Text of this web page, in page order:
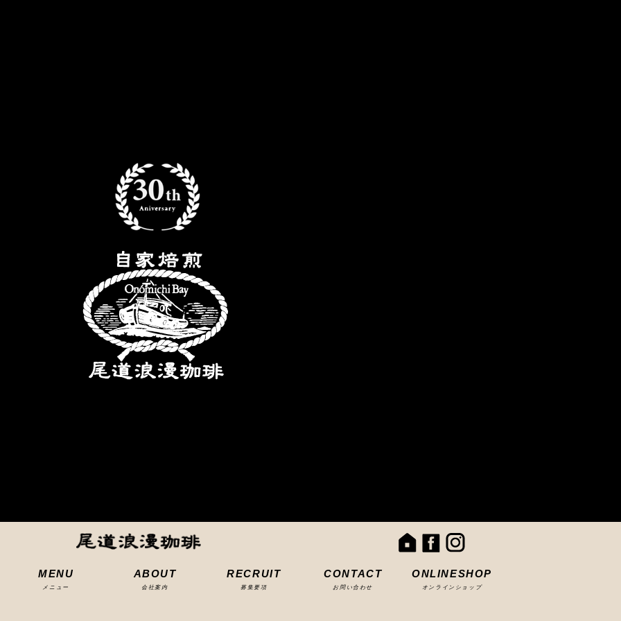
MENU
メニュー
ABOUT
会社案内
RECRUIT
募集要項
CONTACT
お問い合わせ
ONLINESHOP
オンラインショップ